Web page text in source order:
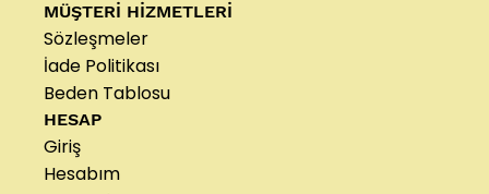
MÜŞTERİ HİZMETLERİ
Sözleşmeler
İade Politikası
Beden Tablosu
HESAP
Giriş
Hesabım